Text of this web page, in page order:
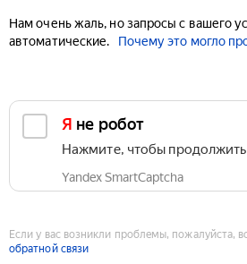
Нам очень жаль, но запросы с вашего
автоматические.
Почему это могло
Я не робот
Нажмите, чтобы продолжить
Yandex SmartCaptcha
Если у вас возникли проблемы, пожалуйста,
обратной связи